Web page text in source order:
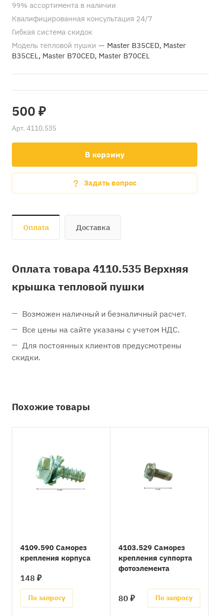
99% ассортимента в наличии
Квалифицированная консультация 24/7
Гибкая система скидок
Модель тепловой пушки — Master B35CED, Master
B35CEL, Master B70CED, Master B70CEL
500 ₽
Арт. 4110.535
В корзину
Задать вопрос
Оплата Доставка
Оплата товара 4110.535 Верхняя
крышка тепловой пушки
Возможен наличный и безналичный расчет.
Все цены на сайте указаны с учетом НДС.
Для постоянных клиентов предусмотрены
скидки.
Похожие товары
4109.590 Саморез
крепления корпуса
148 ₽
По запросу
4103.529 Саморез
крепления суппорта
фотоэлемента
80 ₽ По запросу